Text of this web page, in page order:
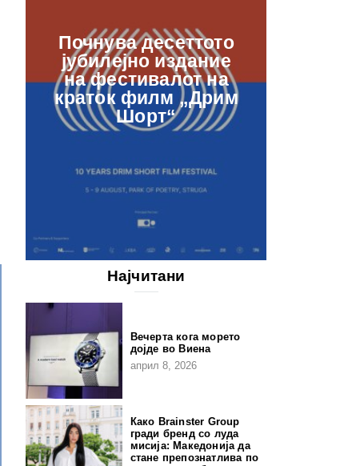
Почнува десеттото
јубилејно издание
на фестивалот на
краток филм „Дрим
Шорт“
Најчитани
Вечерта кога морето
дојде во Виена
април 8, 2026
Како Brainster Group
гради бренд со луда
мисија: Македонија да
стане препознатлива по